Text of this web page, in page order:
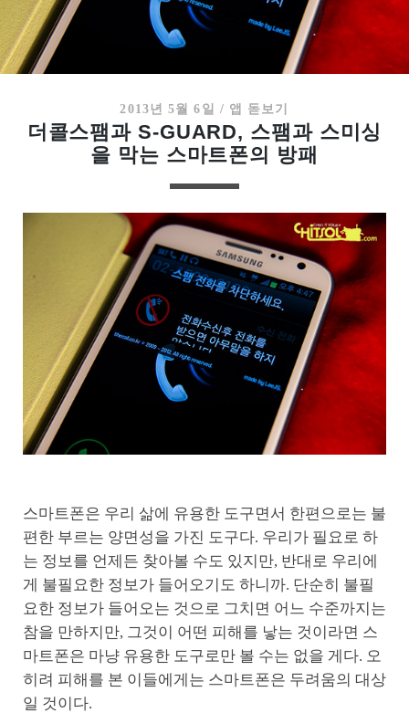
2013년 5월 6일 / 앱 돋보기
더콜스팸과 S-GUARD, 스팸과 스미싱
을 막는 스마트폰의 방패
스마트폰은 우리 삶에 유용한 도구면서 한편으로는 불
편한 부르는 양면성을 가진 도구다. 우리가 필요로 하
는 정보를 언제든 찾아볼 수도 있지만, 반대로 우리에
게 불필요한 정보가 들어오기도 하니까. 단순히 불필
요한 정보가 들어오는 것으로 그치면 어느 수준까지는
참을 만하지만, 그것이 어떤 피해를 낳는 것이라면 스
마트폰은 마냥 유용한 도구로만 볼 수는 없을 게다. 오
히려 피해를 본 이들에게는 스마트폰은 두려움의 대상
일 것이다.